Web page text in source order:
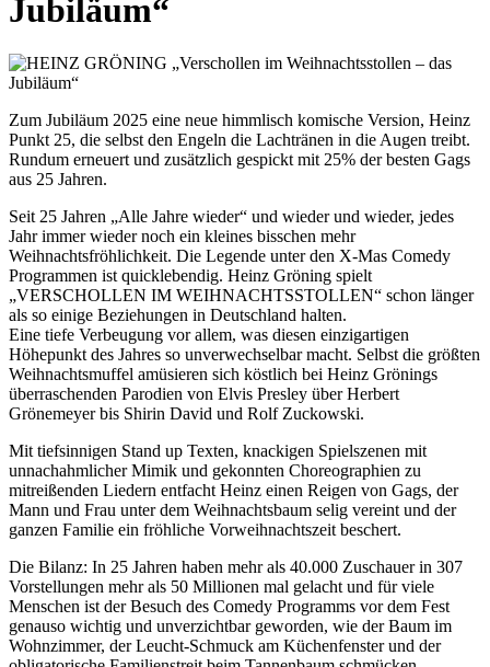
Jubiläum“
Zum Jubiläum 2025 eine neue himmlisch komische Version, Heinz
Punkt 25, die selbst den Engeln die Lachtränen in die Augen treibt.
Rundum erneuert und zusätzlich gespickt mit 25% der besten Gags
aus 25 Jahren.
Seit 25 Jahren „Alle Jahre wieder“ und wieder und wieder, jedes
Jahr immer wieder noch ein kleines bisschen mehr
Weihnachtsfröhlichkeit. Die Legende unter den X-Mas Comedy
Programmen ist quicklebendig. Heinz Gröning spielt
„VERSCHOLLEN IM WEIHNACHTSSTOLLEN“ schon länger
als so einige Beziehungen in Deutschland halten.
Eine tiefe Verbeugung vor allem, was diesen einzigartigen
Höhepunkt des Jahres so unverwechselbar macht. Selbst die größten
Weihnachtsmuffel amüsieren sich köstlich bei Heinz Grönings
überraschenden Parodien von Elvis Presley über Herbert
Grönemeyer bis Shirin David und Rolf Zuckowski.
Mit tiefsinnigen Stand up Texten, knackigen Spielszenen mit
unnachahmlicher Mimik und gekonnten Choreographien zu
mitreißenden Liedern entfacht Heinz einen Reigen von Gags, der
Mann und Frau unter dem Weihnachtsbaum selig vereint und der
ganzen Familie ein fröhliche Vorweihnachtszeit beschert.
Die Bilanz: In 25 Jahren haben mehr als 40.000 Zuschauer in 307
Vorstellungen mehr als 50 Millionen mal gelacht und für viele
Menschen ist der Besuch des Comedy Programms vor dem Fest
genauso wichtig und unverzichtbar geworden, wie der Baum im
Wohnzimmer, der Leucht-Schmuck am Küchenfenster und der